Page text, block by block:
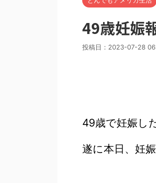
49歳妊娠
投稿日：2023-07-28
49歳で妊娠し
遂に本日、妊